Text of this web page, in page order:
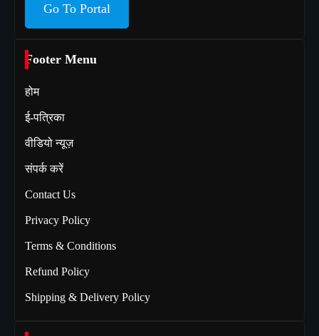
Go To Portal
Footer Menu
होम
ई-पत्रिका
वीडियो न्यूज़
संपर्क करें
Contact Us
Privacy Policy
Terms & Conditions
Refund Policy
Shipping & Delivery Policy